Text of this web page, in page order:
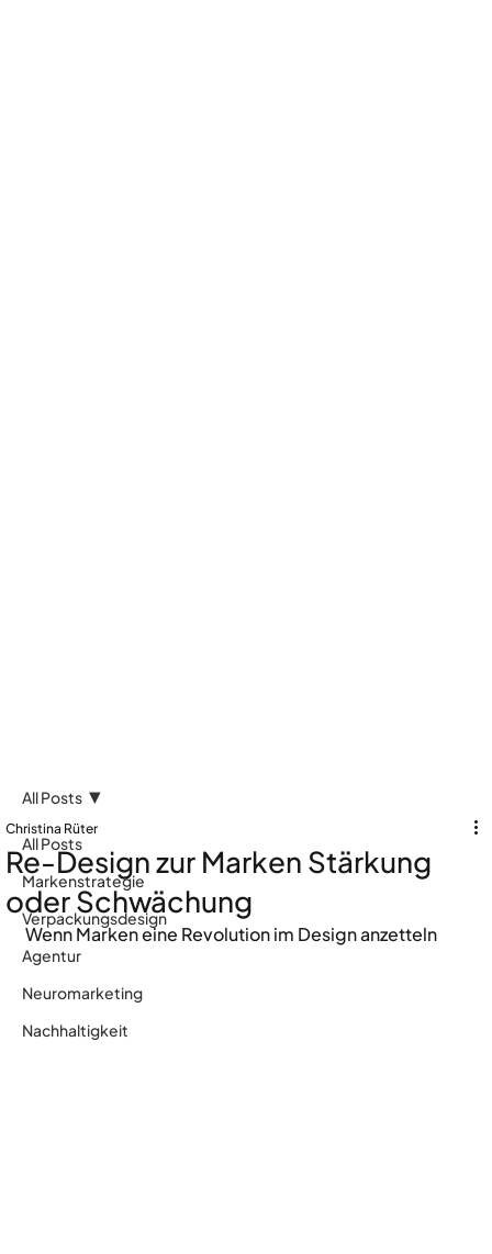
All Posts
Markenstrategie
Verpackungsdesign
Agentur
Neuromarketing
Nachhaltigkeit
All Posts
Re-Design zur Marken Stärkung
oder Schwächung
Christina Rüter
Wenn Marken eine Revolution im Design anzetteln